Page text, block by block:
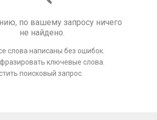
по вашему запросу ничего
не найдено.
слова написаны без ошибок.
ключевые слова.
поисковый запрос.